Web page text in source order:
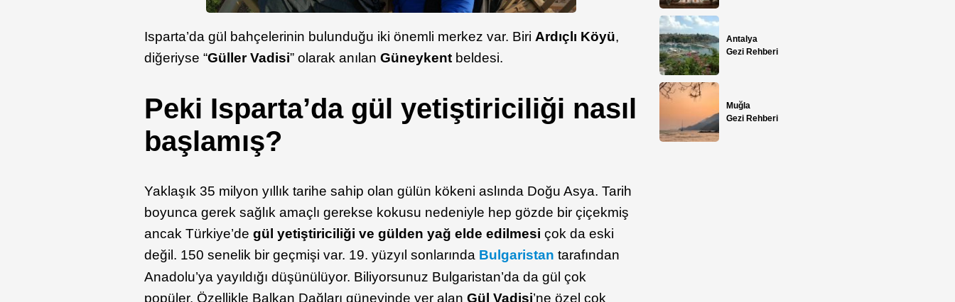
Isparta’da gül bahçelerinin bulunduğu iki önemli merkez var. Biri Ardıçlı Köyü,
diğeriyse “Güller Vadisi” olarak anılanGüneykent beldesi.
Peki Isparta’da gül yetiştiriciliği nasıl
başlamış?
Yaklaşık 35 milyon yıllık tarihe sahip olan gülün kökeni aslında Doğu Asya. Tarih
boyunca gerek sağlık amaçlı gerekse kokusu nedeniyle hep gözde bir çiçekmiş
ancak Türkiye’degül yetiştiriciliği ve gülden yağ elde edilmesi çok da eski
değil. 150 senelik bir geçmişi var. 19. yüzyıl sonlarında Bulgaristan tarafından
Anadolu’ya yayıldığı düşünülüyor. Biliyorsunuz Bulgaristan’da da gül çok
popüler. Özellikle Balkan Dağları güneyinde yer alanGül Vadisi’ne özel çok
Antalya
Gezi Rehberi
Muğla
Gezi Rehberi